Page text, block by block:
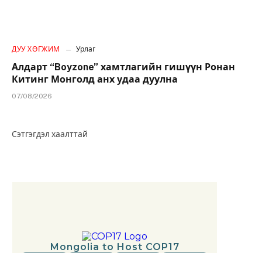
ДУУ ХӨГЖИМ Урлаг
Алдарт “Boyzone” хамтлагийн гишүүн Ронан
Китинг Монголд анх удаа дуулна
07/08/2026
Сэтгэгдэл хаалттай